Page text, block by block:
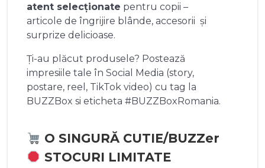
atent selecționate pentru copii –
articole de îngrijire blânde, accesorii și
surprize delicioase.
Ți-au plăcut produsele? Postează
impresiile tale în Social Media (story,
postare, reel, TikTok video) cu tag la
BUZZBox si eticheta #BUZZBoxRomania.
O SINGURĂ CUTIE/BUZZer
STOCURI LIMITATE